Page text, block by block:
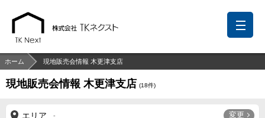
ホーム 現地販売会情報 木更津支店
現地販売会情報 木更津支店 (18件)
エリア - 変更